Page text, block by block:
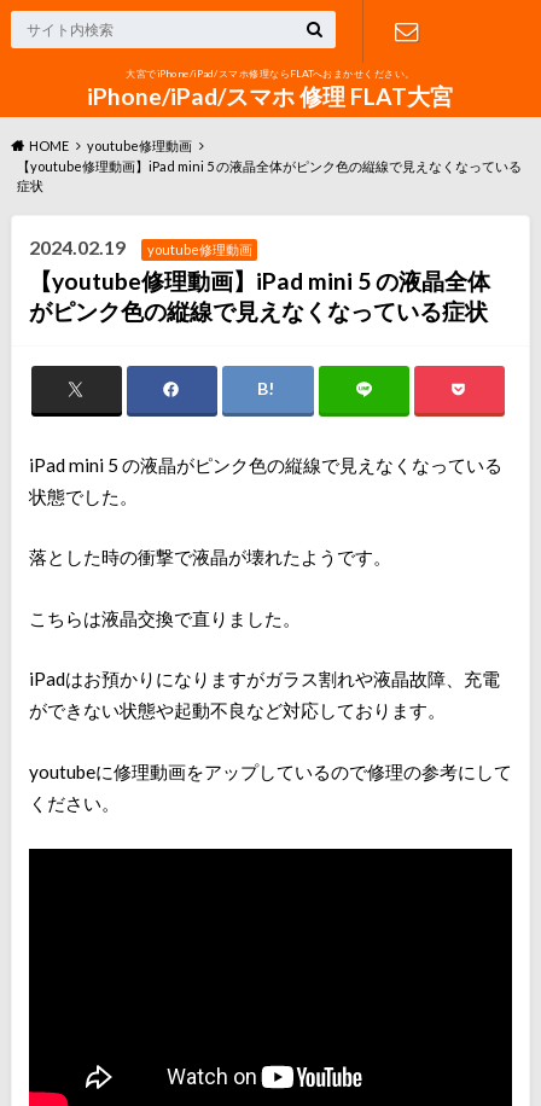
大宮でiPhone/iPad/スマホ修理ならFLATへおまかせください。
iPhone/iPad/スマホ 修理 FLAT大宮
お問い合わ
HOME
youtube修理動画
【youtube修理動画】iPad mini 5 の液晶全体がピンク色の縦線で見えなくなっている
症状
2024.02.19 youtube修理動画
【youtube修理動画】iPad mini 5 の液晶全体
がピンク色の縦線で見えなくなっている症状
iPad mini 5 の液晶がピンク色の縦線で見えなくなっている
状態でした。
落とした時の衝撃で液晶が壊れたようです。
こちらは液晶交換で直りました。
iPadはお預かりになりますがガラス割れや液晶故障、充電
ができない状態や起動不良など対応しております。
youtubeに修理動画をアップしているので修理の参考にして
ください。